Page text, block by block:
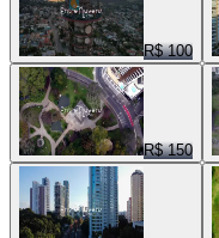
R$ 100
R$ 150